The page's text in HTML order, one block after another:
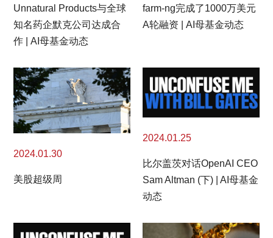
Unnatural Products与全球
知名药企默克公司达成合
作 | AI母基金动态
farm-ng完成了1000万美元
A轮融资 | AI母基金动态
2024.01.30
美股超级周
2024.01.25
比尔盖茨对话OpenAI CEO
Sam Altman (下) | AI母基金
动态